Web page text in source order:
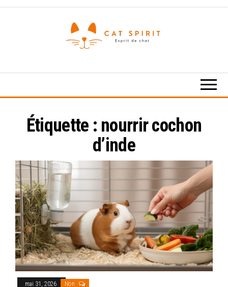
chat
Étiquette : nourrir cochon
d’inde
mai 31, 2026 Non